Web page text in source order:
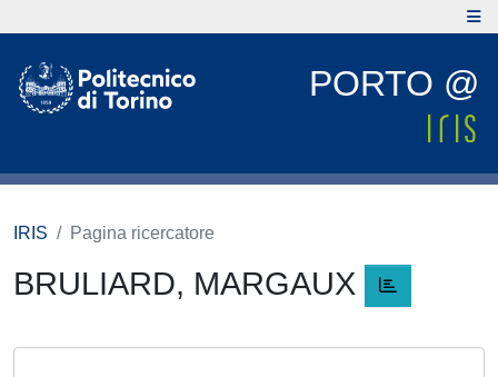
PORTO @
IRIS Pagina ricercatore
BRULIARD, MARGAUX